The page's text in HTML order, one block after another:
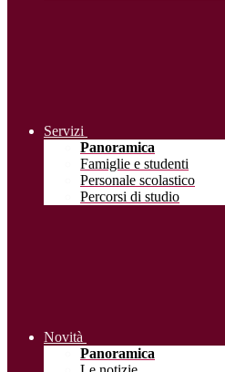
Servizi
Panoramica
Famiglie e studenti
Personale scolastico
Percorsi di studio
Novità
Panoramica